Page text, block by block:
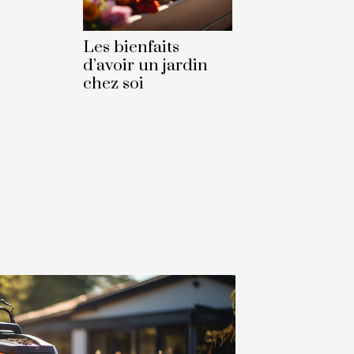
Les bienfaits
d’avoir un jardin
chez soi